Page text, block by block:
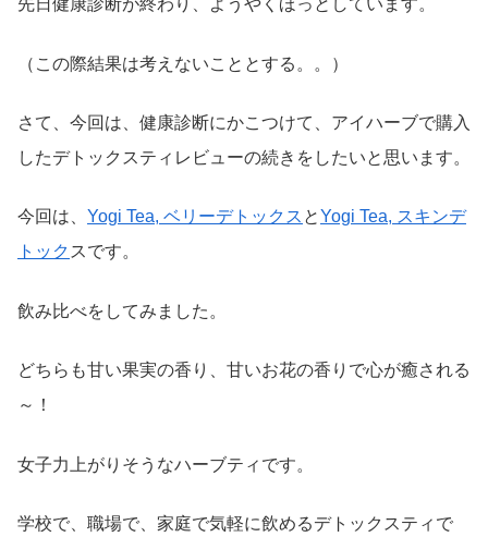
先日健康診断が終わり、ようやくほっとしています。
（この際結果は考えないこととする。。）
さて、今回は、健康診断にかこつけて、アイハーブで購入
したデトックスティレビューの続きをしたいと思います。
今回は、 Yogi Tea, ベリーデトックス と Yogi Tea, スキンデ
トックスです。
飲み比べをしてみました。
どちらも甘い果実の香り、甘いお花の香りで心が癒される
～！
女子力上がりそうなハーブティです。
学校で、職場で、家庭で気軽に飲めるデトックスティで